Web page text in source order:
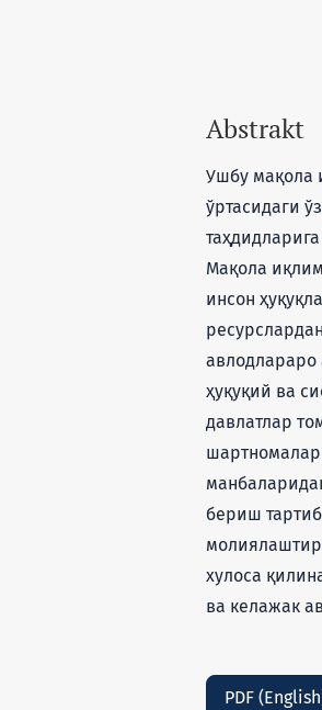
Abstrakt
Ушбу мақола
ўртасидаги
Мақола
инсон
авлодлараро
ҳуқуқий ва
давлатлар
бериш
хулоса
ва келажак
PDF